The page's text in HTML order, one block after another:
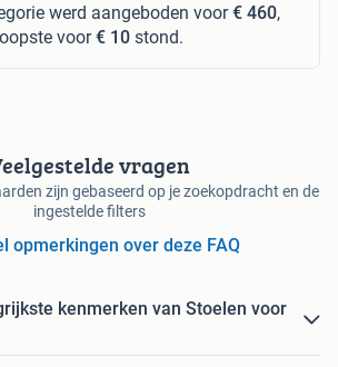
werd aangeboden voor€ 460,
voor€ 10 stond.
vragen
zijn gebaseerd op je zoekopdracht en de
ingestelde filters
opmerkingen over deze FAQ
kenmerken van Stoelen voor